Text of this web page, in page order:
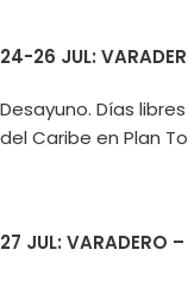
24-26 JUL:
Desayuno. Días
del Caribe en Plan
27 JUL: VARADERO